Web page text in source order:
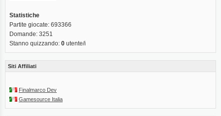
Statistiche
Partite giocate: 693366
Domande: 3251
Stanno quizzando: 0 utente/i
Siti Affiliati
Finalmarco Dev
Gamesource Italia